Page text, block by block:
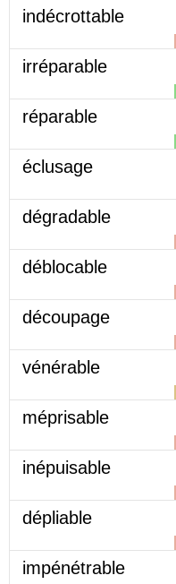
indécrottable
irréparable
réparable
éclusage
dégradable
déblocable
découpage
vénérable
méprisable
inépuisable
dépliable
impénétrable